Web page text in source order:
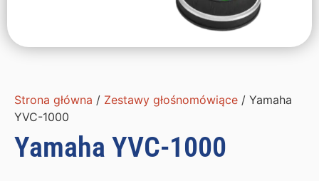
Strona główna / Zestawy głośnomówiące / Yamaha
YVC-1000
Yamaha YVC-1000